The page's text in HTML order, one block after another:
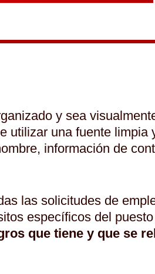
y sea
una fuente limpia
información de
las solicitudes de
específicos del
que tiene y que se